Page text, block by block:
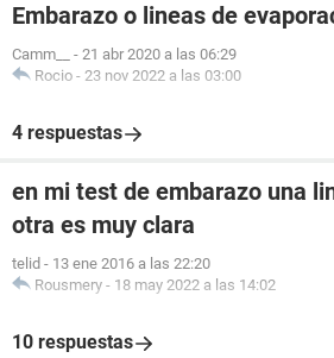
Embarazo o lineas de
Camm__ - 21 abr 2020 a las 06:29
Rocio - 23 nov 2022 a las 03:00
4 respuestas
en mi test de embarazo una
otra es muy clara
telid - 13 ene 2016 a las 22:20
Rousmery - 18 may 2022 a las 14:02
10 respuestas